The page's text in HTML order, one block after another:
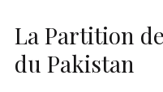
La Partition
du Pakistan